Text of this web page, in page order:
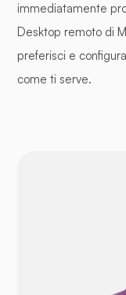
immediatamente
Desktop remoto di
preferisci e
come ti serve.